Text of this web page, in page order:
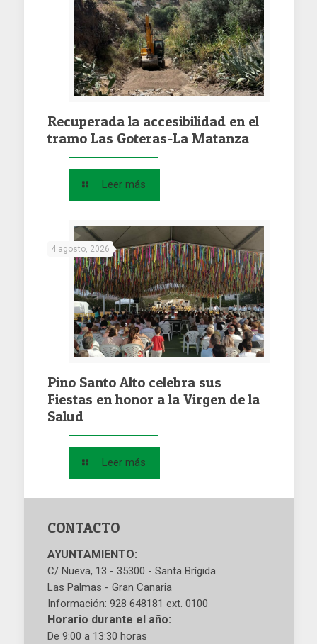
Recuperada la accesibilidad en el
tramo Las Goteras-La Matanza
Leer más
4 agosto, 2026
Pino Santo Alto celebra sus
Fiestas en honor a la Virgen de la
Salud
Leer más
CONTACTO
AYUNTAMIENTO:
C/ Nueva, 13 - 35300 - Santa Brígida
Las Palmas - Gran Canaria
Información: 928 648181 ext. 0100
Horario durante el año:
De 9:00 a 13:30 horas